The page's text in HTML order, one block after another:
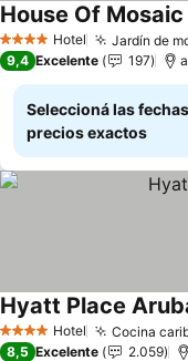
4 EstrellasHotel Jardín de
House Of
9,4 Excelente 197
Seleccioná las
precios exactos
4 EstrellasHotel Cocina
Hyatt Place
8,5 Excelente 2.059